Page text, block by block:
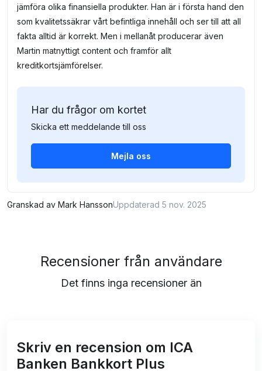
jämföra olika finansiella produkter. Han är i första hand den
som kvalitetssäkrar vårt befintliga innehåll och ser till att all
fakta alltid är korrekt. Men i mellanåt producerar även
Martin matnyttigt content och framför allt
kreditkortsjämförelser.
Har du frågor om kortet
Skicka ett meddelande till oss
Mejla oss
Granskad av Mark HanssonUppdaterad 5 nov. 2025
Recensioner från användare
Det finns inga recensioner än
Skriv en recension om ICA
Banken Bankkort Plus